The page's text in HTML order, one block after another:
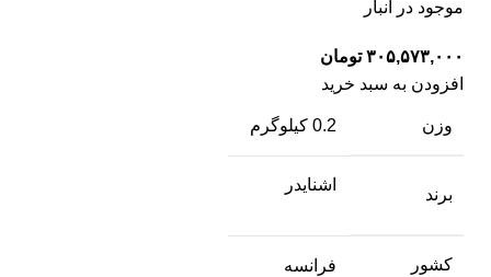
موجود در انبار
تومان
افزودن به سبد خرید
وزن 0.2 کیلوگرم
برند
اشنایدر
کشور
فرانسه